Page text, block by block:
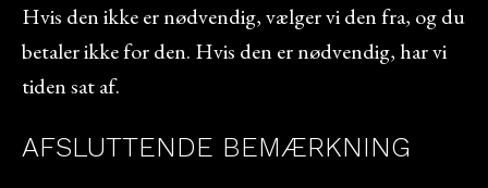
Hvis den ikke er nødvendig, vælger vi den fra, og du
betaler ikke for den. Hvis den er nødvendig, har vi
tiden sat af.
AFSLUTTENDE BEMÆRKNING